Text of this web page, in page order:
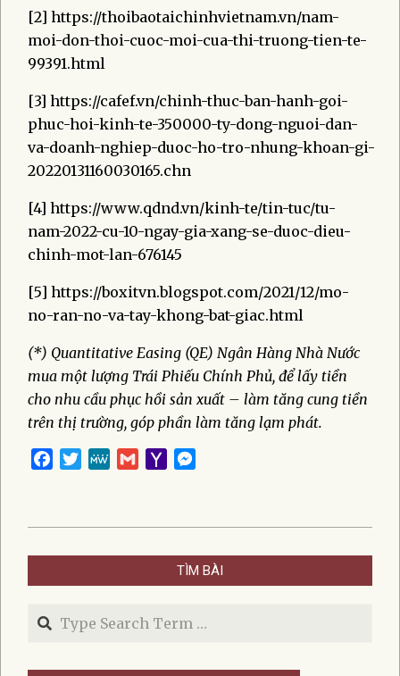
[2] https://thoibaotaichinhvietnam.vn/nam-
moi-don-thoi-cuoc-moi-cua-thi-truong-tien-te-
99391.html
[3] https://cafef.vn/chinh-thuc-ban-hanh-goi-
phuc-hoi-kinh-te-350000-ty-dong-nguoi-dan-
va-doanh-nghiep-duoc-ho-tro-nhung-khoan-gi-
20220131160030165.chn
[4] https://www.qdnd.vn/kinh-te/tin-tuc/tu-
nam-2022-cu-10-ngay-gia-xang-se-duoc-dieu-
chinh-mot-lan-676145
[5] https://boxitvn.blogspot.com/2021/12/mo-
no-ran-no-va-tay-khong-bat-giac.html
(*) Quantitative Easing (QE) Ngân Hàng Nhà Nước
mua một lượng Trái Phiếu Chính Phủ, để lấy tiền
cho nhu cầu phục hồi sản xuất – làm tăng cung tiền
trên thị trường, góp phần làm tăng lạm phát.
Facebook
TwitterMeWeGmailYahoo
07
TÌM BÀI
Search